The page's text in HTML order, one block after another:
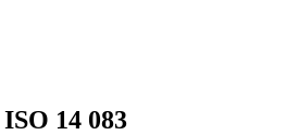
14 083